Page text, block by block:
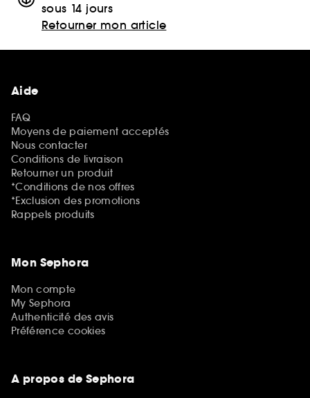
sous 14 jours
Retourner mon article
Aide
FAQ
Moyens de paiement acceptés
Nous contacter
Conditions de livraison
Retourner un produit
*Conditions de nos offres
*Exclusion des promotions
Rappels produits
Mon Sephora
Mon compte
My Sephora
Authenticité des avis
Préférence cookies
A propos de Sephora